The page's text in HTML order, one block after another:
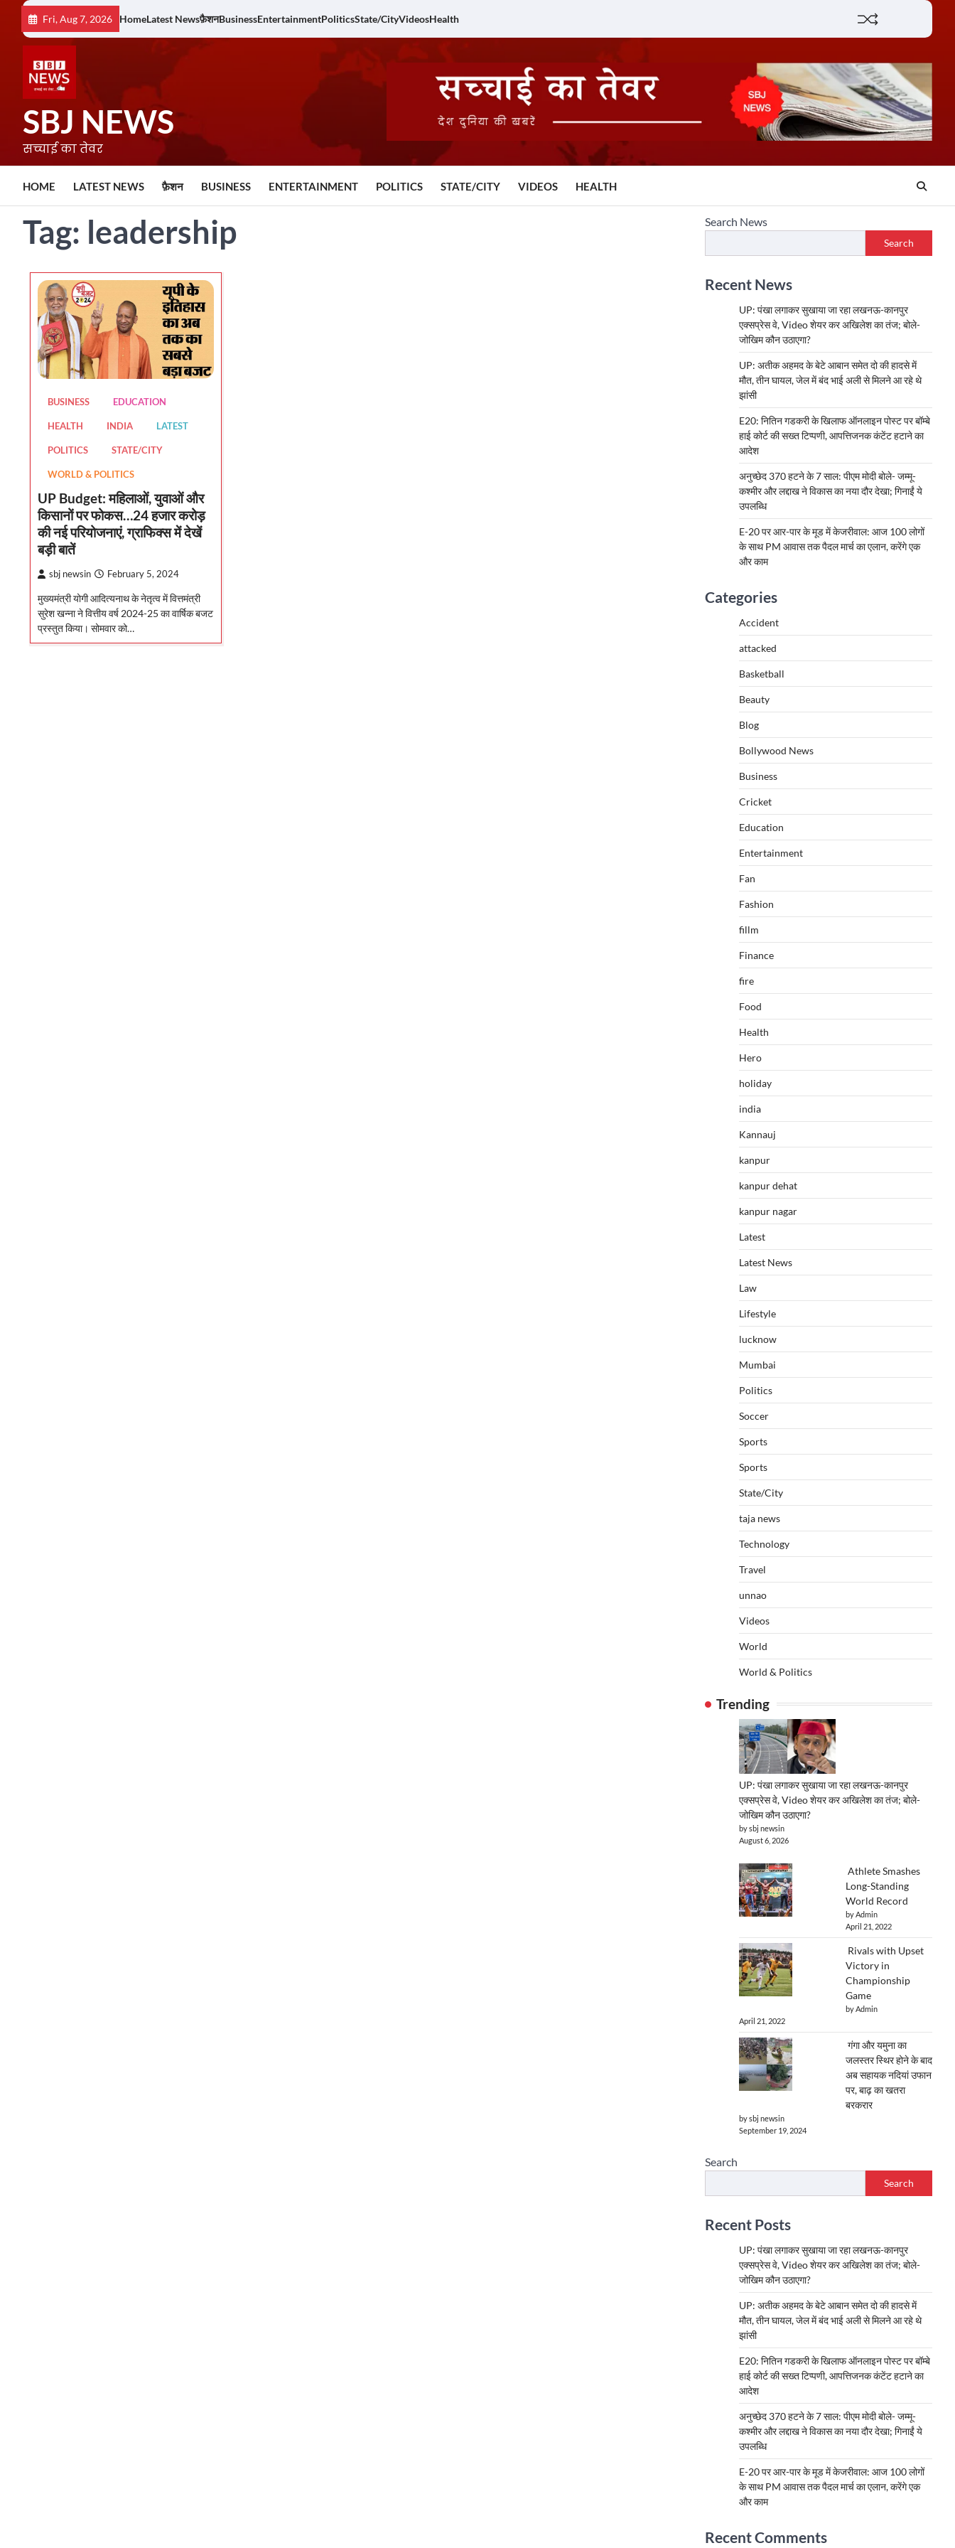
content
Fri, Aug 7, 2026 HomeLatest Newsफ़ैशनBusinessEntertainmentPoliticsState/CityVideosHealth
SBJ NEWS
सच्चाई का तेवर
HOME LATEST NEWS फ़ैशन BUSINESS ENTERTAINMENT POLITICS STATE/CITY VIDEOS HEALTH
Tag: leadership
BUSINESS EDUCATION
HEALTH INDIA LATEST
POLITICS STATE/CITY
WORLD & POLITICS
UP Budget: महिलाओं, युवाओं और
किसानों पर फोकस…24 हजार करोड़
की नई परियोजनाएं, ग्राफिक्स में देखें
बड़ी बातें
sbj newsin February 5, 2024
मुख्यमंत्री योगी आदित्यनाथ के नेतृत्व में वित्तमंत्री
सुरेश खन्ना ने वित्तीय वर्ष 2024-25 का वार्षिक बजट
प्रस्तुत किया। सोमवार को…
Search News
Search
Recent News
UP: पंखा लगाकर सुखाया जा रहा लखनऊ-कानपुर
एक्सप्रेस वे, Video शेयर कर अखिलेश का तंज; बोले-
जोखिम कौन उठाएगा?
UP: अतीक अहमद के बेटे आबान समेत दो की हादसे में
मौत, तीन घायल, जेल में बंद भाई अली से मिलने आ रहे थे
झांसी
E20: नितिन गडकरी के खिलाफ ऑनलाइन पोस्ट पर बॉम्बे
हाई कोर्ट की सख्त टिप्पणी, आपत्तिजनक कंटेंट हटाने का
आदेश
अनुच्छेद 370 हटने के 7 साल: पीएम मोदी बोले- जम्मू-
कश्मीर और लद्दाख ने विकास का नया दौर देखा; गिनाईं ये
उपलब्धि
E-20 पर आर-पार के मूड में केजरीवाल: आज 100 लोगों
के साथ PM आवास तक पैदल मार्च का एलान, करेंगे एक
और काम
Categories
Accident
attacked
Basketball
Beauty
Blog
Bollywood News
Business
Cricket
Education
Entertainment
Fan
Fashion
fillm
Finance
fire
Food
Health
Hero
holiday
india
Kannauj
kanpur
kanpur dehat
kanpur nagar
Latest
Latest News
Law
Lifestyle
lucknow
Mumbai
Politics
Soccer
Sports
Sports
State/City
taja news
Technology
Travel
unnao
Videos
World
World & Politics
Trending
UP: पंखा लगाकर सुखाया जा रहा लखनऊ-कानपुर
एक्सप्रेस वे, Video शेयर कर अखिलेश का तंज; बोले-
जोखिम कौन उठाएगा?
by sbj newsin
August 6, 2026
Athlete Smashes
Long-Standing
World Record
by Admin
April 21, 2022
Rivals with Upset
Victory in
Championship
Game
by Admin
April 21, 2022
गंगा और यमुना का
जलस्तर स्थिर होने के बाद
अब सहायक नदियां उफान
पर, बाढ़ का खतरा
बरकरार
by sbj newsin
September 19, 2024
Search
Search
Recent Posts
UP: पंखा लगाकर सुखाया जा रहा लखनऊ-कानपुर
एक्सप्रेस वे, Video शेयर कर अखिलेश का तंज; बोले-
जोखिम कौन उठाएगा?
UP: अतीक अहमद के बेटे आबान समेत दो की हादसे में
मौत, तीन घायल, जेल में बंद भाई अली से मिलने आ रहे थे
झांसी
E20: नितिन गडकरी के खिलाफ ऑनलाइन पोस्ट पर बॉम्बे
हाई कोर्ट की सख्त टिप्पणी, आपत्तिजनक कंटेंट हटाने का
आदेश
अनुच्छेद 370 हटने के 7 साल: पीएम मोदी बोले- जम्मू-
कश्मीर और लद्दाख ने विकास का नया दौर देखा; गिनाईं ये
उपलब्धि
E-20 पर आर-पार के मूड में केजरीवाल: आज 100 लोगों
के साथ PM आवास तक पैदल मार्च का एलान, करेंगे एक
और काम
Recent Comments